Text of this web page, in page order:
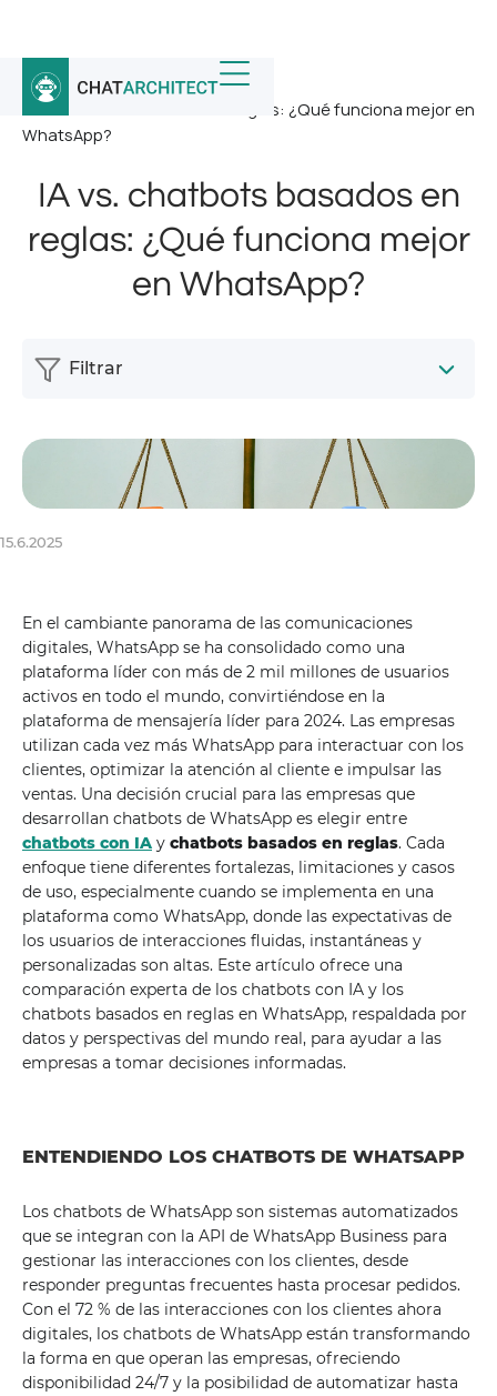
Inicio Noticias /
IA vs. chatbots basados ​​en reglas: ¿Qué funciona mejor en
WhatsApp?
IA vs. chatbots basados ​​en
reglas: ¿Qué funciona mejor
en WhatsApp?
15.6.2025
En el cambiante panorama de las comunicaciones
digitales, WhatsApp se ha consolidado como una
plataforma líder con más de 2 mil millones de usuarios
activos en todo el mundo, convirtiéndose en la
plataforma de mensajería líder para 2024. Las empresas
utilizan cada vez más WhatsApp para interactuar con los
clientes, optimizar la atención al cliente e impulsar las
ventas. Una decisión crucial para las empresas que
desarrollan chatbots de WhatsApp es elegir entre
chatbots con IA y chatbots basados ​​en reglas. Cada
enfoque tiene diferentes fortalezas, limitaciones y casos
de uso, especialmente cuando se implementa en una
plataforma como WhatsApp, donde las expectativas de
los usuarios de interacciones fluidas, instantáneas y
personalizadas son altas. Este artículo ofrece una
comparación experta de los chatbots con IA y los
chatbots basados ​​en reglas en WhatsApp, respaldada por
datos y perspectivas del mundo real, para ayudar a las
empresas a tomar decisiones informadas.
ENTENDIENDO LOS CHATBOTS DE WHATSAPP
Los chatbots de WhatsApp son sistemas automatizados
que se integran con la API de WhatsApp Business para
gestionar las interacciones con los clientes, desde
responder preguntas frecuentes hasta procesar pedidos.
Con el 72 % de las interacciones con los clientes ahora
digitales, los chatbots de WhatsApp están transformando
la forma en que operan las empresas, ofreciendo
disponibilidad 24/7 y la posibilidad de automatizar hasta
Filtrar